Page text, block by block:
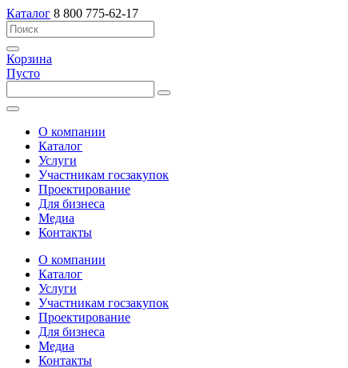
Каталог 8 800 775-62-17
Корзина
Пусто
О компании
Каталог
Услуги
Участникам госзакупок
Проектирование
Для бизнеса
Медиа
Контакты
О компании
Каталог
Услуги
Участникам госзакупок
Проектирование
Для бизнеса
Медиа
Контакты